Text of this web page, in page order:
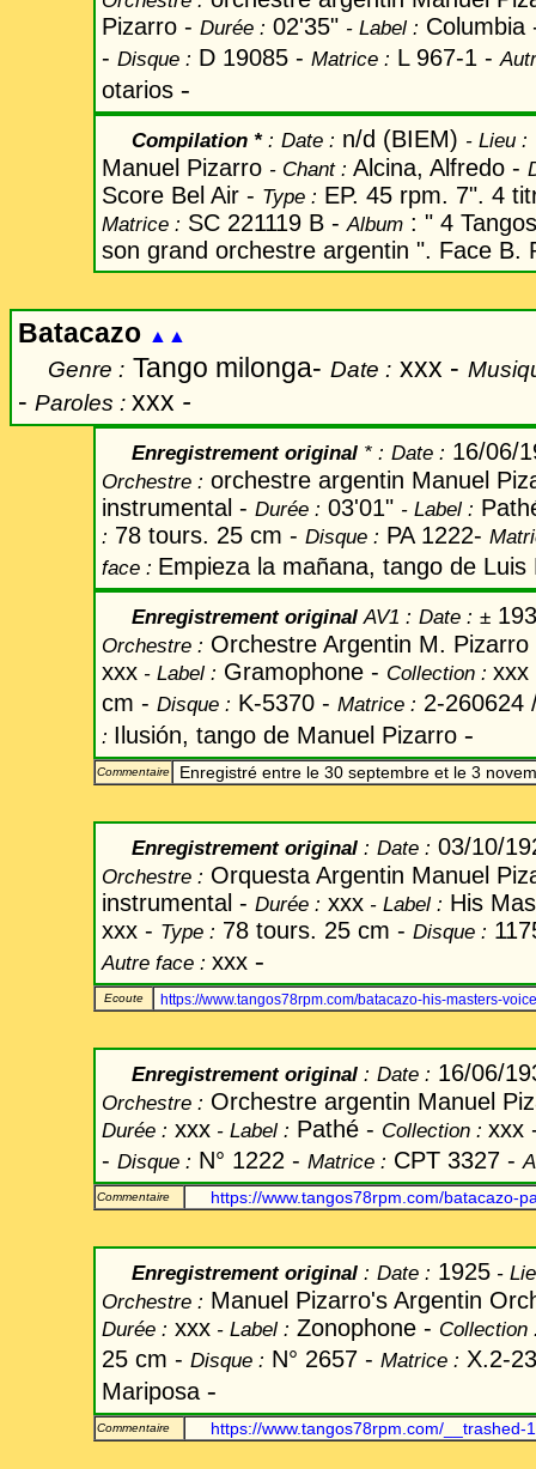
Pizarro - Durée : 02'35" - Label :
- Disque : D 19085 - Matrice : L 967-1 -
otarios -
Compilation * : Date : n/d (BIEM) - Lieu :
Manuel Pizarro - Chant: Alcina, Alfredo -
Score Bel Air - Type : EP. 45 rpm. 7". 4
Matrice : SC 221119 B - Album : " 4
son grand orchestre argentin ". Face B.
Batacazo ▲▲
Genre : Tango milonga- Date : xxx -
- Paroles : xxx -
Enregistrement original * : Date : 16/06/
Orchestre : orchestre argentin Manuel
instrumental - Durée : 03'01" - Label :
: 78 tours. 25 cm - Disque : PA 1222-
face : Empieza la mañana, tango de Luis
Enregistrement originalAV1 : Date : ±
Orchestre : Orchestre Argentin M. Pizarro
xxx - Label : Gramophone - Collection :
cm - Disque : K-5370 - Matrice : 2-260624
: Ilusión, tango de Manuel Pizarro -
Commentaire Enregistré entre le 30 septembre et le 3
Enregistrement original : Date : 03/10/
Orchestre : Orquesta Argentin Manuel
instrumental - Durée : xxx - Label : His
xxx - Type : 78 tours. 25 cm - Disque :
Autre face : xxx -
Ecoute https://www.tangos78rpm.com/batacazo-his-masters-
Enregistrement original : Date : 16/06/
Orchestre : Orchestre argentin Manuel
Durée : xxx - Label : Pathé - Collection : xxx
- Disque : N° 1222 - Matrice : CPT 3327 -
Commentaire https://www.tangos78rpm.com/batacazo-
Enregistrement original : Date : 1925 -
Orchestre : Manuel Pizarro's Argentin
Durée : xxx - Label : Zonophone -
25 cm - Disque : N° 2657 - Matrice : X.2-
Mariposa -
Commentaire https://www.tangos78rpm.com/__trashed-